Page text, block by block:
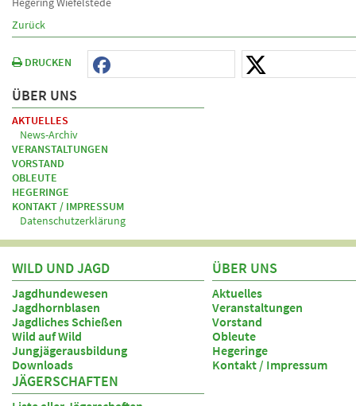
Zurück
DRUCKEN
ÜBER UNS
AKTUELLES
News-Archiv
VERANSTALTUNGEN
VORSTAND
OBLEUTE
HEGERINGE
KONTAKT / IMPRESSUM
Datenschutzerklärung
WILD UND JAGD
Jagdhundewesen
Jagdhornblasen
Jagdliches Schießen
Wild auf Wild
Jungjägerausbildung
Downloads
ÜBER UNS
Aktuelles
Veranstaltungen
Vorstand
Obleute
Hegeringe
Kontakt / Impressum
JÄGERSCHAFTEN